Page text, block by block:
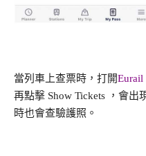
當列車上查票時，打開Eurail
再點擊 Show Tickets ，會出
時也會查驗護照。